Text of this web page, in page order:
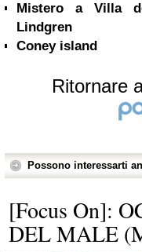
Mistero a Villa
Lindgren
Coney island
Ritornare
Possono interessarti
[Focus On]:
DEL MALE